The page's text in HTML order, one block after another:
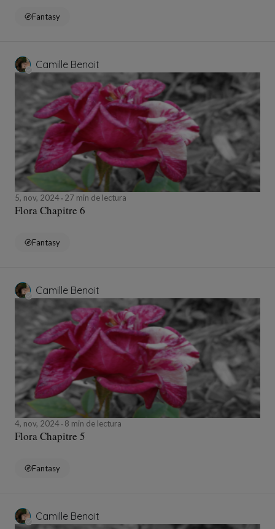
Fantasy
Camille Benoit
5, nov, 2024 27 min de lectura
Flora Chapitre 6
Fantasy
Camille Benoit
4, nov, 2024 8 min de lectura
Flora Chapitre 5
Fantasy
Camille Benoit